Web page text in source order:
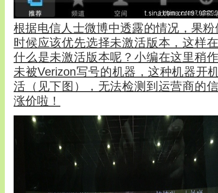
根据电信人士微博中透露的情况，果
时候应该优先选择未激活版本，这样
什么是未激活版本呢？小编在这里稍
未被Verizon写号的机器，这种机器开
活（见下图），无法检测到运营商的
涨价啦！